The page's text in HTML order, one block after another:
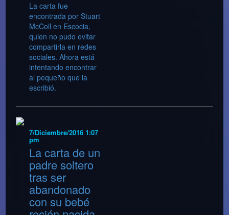
La carta fue
encontrada por Stuart
McColl en Escocia,
quien no pudo evitar
compartirla en redes
sociales. Ahora está
intentando encontrar
al pequeño que la
escribió.
7/Diciembre/2016 1:07
pm
La carta de un
padre soltero
tras ser
abandonado
con su bebé